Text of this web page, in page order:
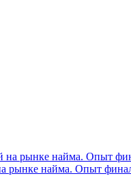
рынке найма. Опыт